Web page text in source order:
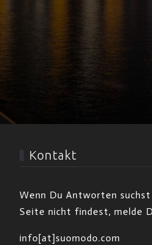
Kontakt
Wenn Du Antworten
Seite nicht findest, melde
info[at]suomodo.com